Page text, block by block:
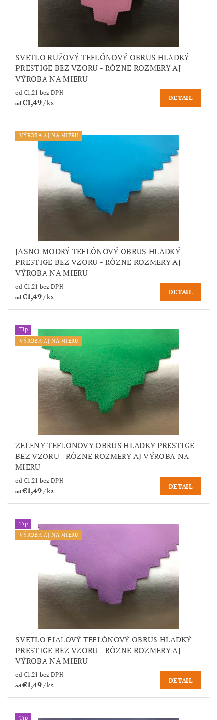
SVETLO RUŽOVÝ TEFLÓNOVÝ OBRUS HLADKÝ
PRESTIGE BEZ VZORU - RÔZNE ROZMERY AJ
VÝROBA NA MIERU
od €1,21 bez DPH
od€1,49/ ks
DETAIL
VÝROBA AJ NA MIERU
JASNO MODRÝ TEFLÓNOVÝ OBRUS HLADKÝ
PRESTIGE BEZ VZORU - RÔZNE ROZMERY AJ
VÝROBA NA MIERU
od €1,21 bez DPH
od€1,49/ ks
DETAIL
Tip
VÝROBA AJ NA MIERU
ZELENÝ TEFLÓNOVÝ OBRUS HLADKÝ PRESTIGE
BEZ VZORU - RÔZNE ROZMERY AJ VÝROBA NA
MIERU
od €1,21 bez DPH
od€1,49/ ks
DETAIL
Tip
VÝROBA AJ NA MIERU
SVETLO FIALOVÝ TEFLÓNOVÝ OBRUS HLADKÝ
PRESTIGE BEZ VZORU - RÔZNE ROZMERY AJ
VÝROBA NA MIERU
od €1,21 bez DPH
od€1,49/ ks
DETAIL
Tip